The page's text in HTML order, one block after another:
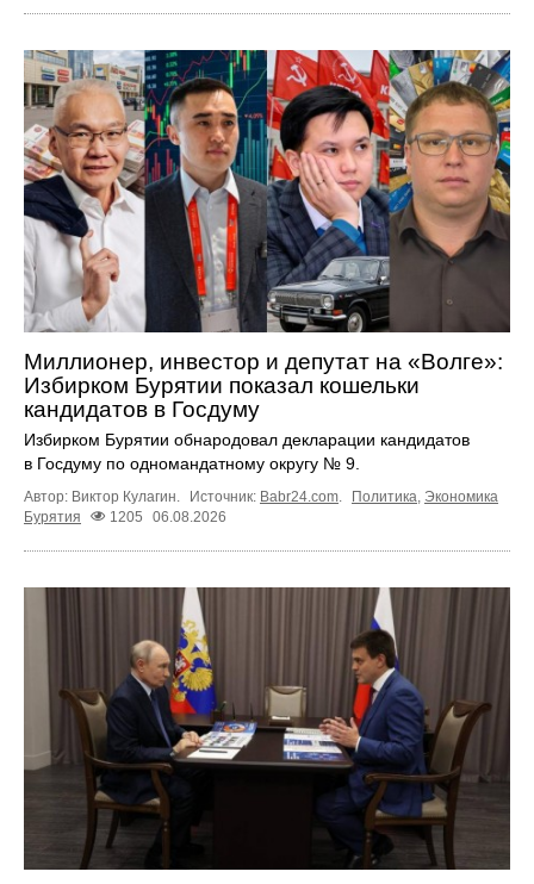
Миллионер, инвестор и депутат на «Волге»:
Избирком Бурятии показал кошельки
кандидатов в Госдуму
Избирком Бурятии обнародовал декларации кандидатов
в Госдуму по одномандатному округу № 9.
Автор: Виктор Кулагин. Источник: Babr24.com Политика Экономика
Бурятия
1205 06.08.2026